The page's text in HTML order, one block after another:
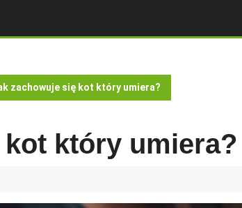
zachowuje się kot który umiera?
który umiera?